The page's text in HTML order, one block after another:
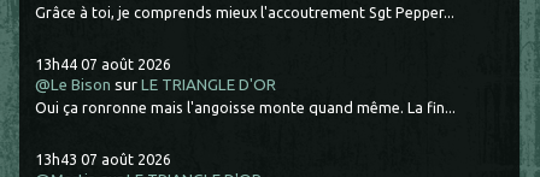
Grâce à toi, je comprends mieux l'accoutrement Sgt Pepper...
13h44 07 août 2026
@Le Bison surLE TRIANGLE D'OR
Oui ça ronronne mais l'angoisse monte quand même. La fin...
13h43 07 août 2026